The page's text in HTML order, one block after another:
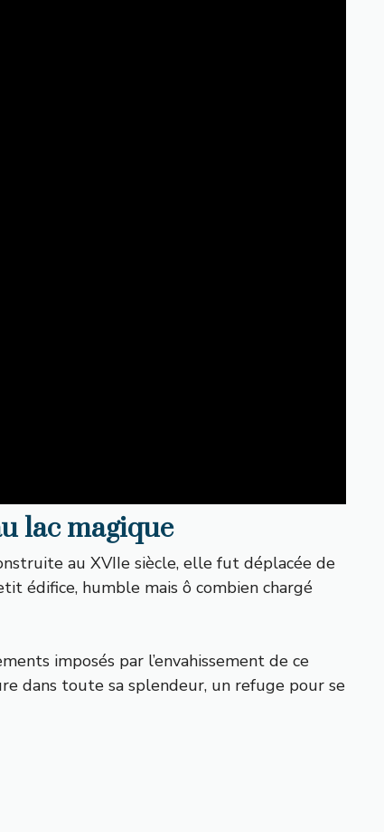
lac magique
au XVIIe siècle, elle fut déplacée de
édifice, humble mais ô combien chargé
imposés par l’envahissement de ce
dans toute sa splendeur, un refuge pour se